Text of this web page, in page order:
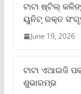
ଟାଟା ଷ୍ଟିଲ୍‌
ୟୁନିଟ୍‌ ରକ୍ତ
June 19, 2026
ଟାଟା ଏଆଇଜି
ଶୁଭାରମ୍ଭ